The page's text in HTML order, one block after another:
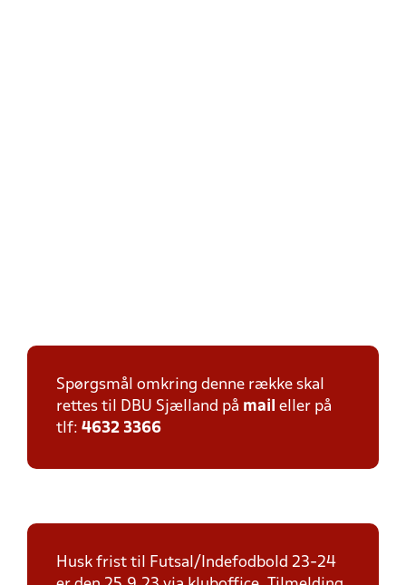
Spørgsmål omkring denne række skal
rettes til DBU Sjælland på mail eller på
tlf: 4632 3366
Husk frist til Futsal/Indefodbold 23-24